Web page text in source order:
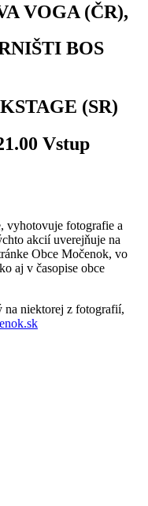
VOGA (ČR),
BOS
(SR)
Vstup
vyhotovuje fotografie a
akcií uverejňuje na
Obce Močenok, vo
aj v časopise obce
na niektorej z fotografií,